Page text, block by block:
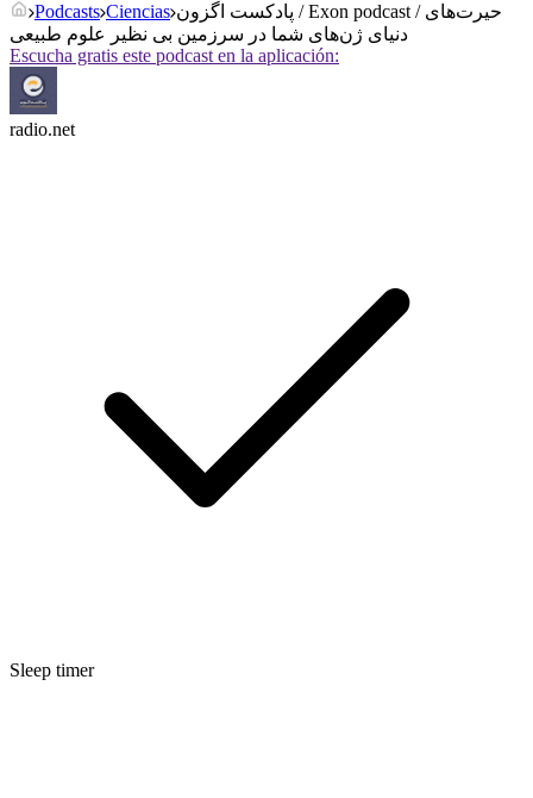
Podcasts Ciencias پادکست اگزون / Exon podcast / حیرت‌های
دنیای ژن‌های شما در سرزمین بی نظیر علوم طبیعی
Escucha gratis este podcast en la aplicación:
radio.net
Sleep timer